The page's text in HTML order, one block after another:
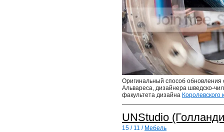
Оригинальный способ
Альвареса, дизайнера шведско-
факультета дизайна Королевского
UNStudio
15 / 11 / Мебель